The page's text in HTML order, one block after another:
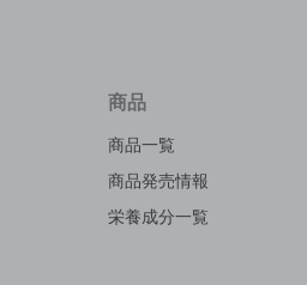
商品
商品一覧
商品発売情報
栄養成分一覧